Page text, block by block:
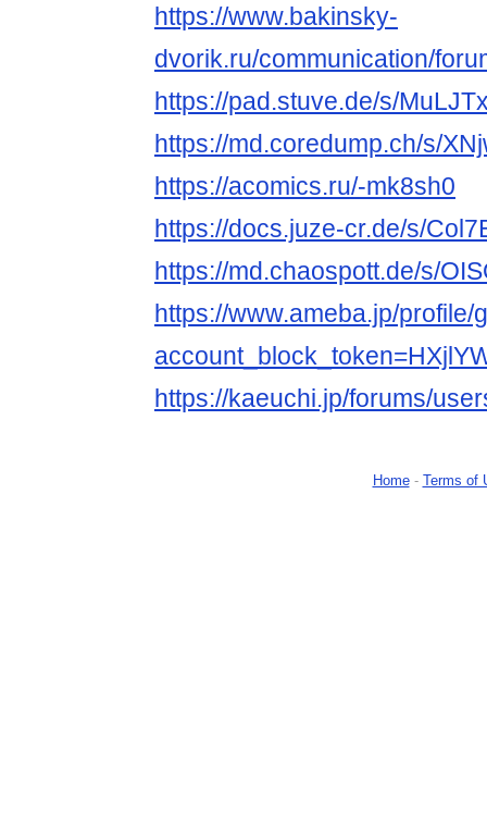
https://www.bakinsky-
dvorik.ru/communication/
https://pad.stuve.de/s/
https://md.coredump.ch/s/
https://acomics.ru/-mk8sh0
https://docs.juze-cr.de/s/
https://md.chaospott.de/s/
https://www.ameba.jp/profile/
https://kaeuchi.jp/forums/
Home- Terms of